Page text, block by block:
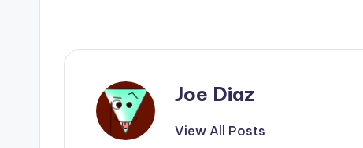
Joe Diaz
View All Posts